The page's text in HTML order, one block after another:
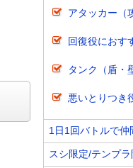
アタッカー（
回復役におす
タンク（盾・
悪いとりつき
1日1回バトルで仲
スシ限定/テンプ